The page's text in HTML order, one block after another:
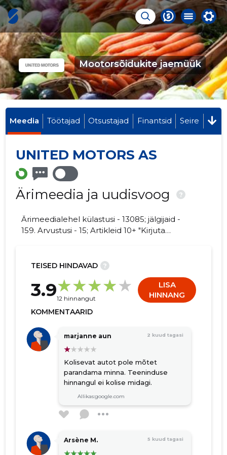
Mootorsõidukite jaemüük
Meedia Töötajad Otsustajad Finantsid Seire
UNITED MOTORS AS
Ärimeedia ja uudisvoog ?
Ärimeedialehel külastusi - 13085; jälgijaid -
159. Arvustusi - 15; Artikleid 10+ "Kirjuta
TEISED HINDAVAD ?
3.912 hinnangut
LISA
HINNANG
KOMMENTAARID
marjanne aun 2 kuud tagasi
Kolisevat autot pole mõtet
parandama minna. Teeninduse
hinnangul ei kolise midagi.
Allikas:google.com
Arsène M. 5 kuud tagasi